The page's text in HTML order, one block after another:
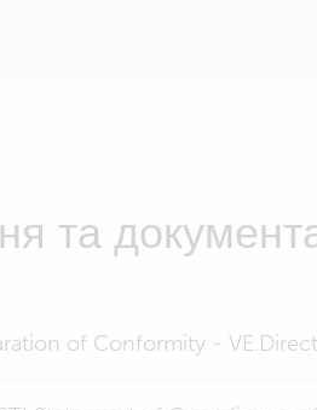
та
of Conformity -